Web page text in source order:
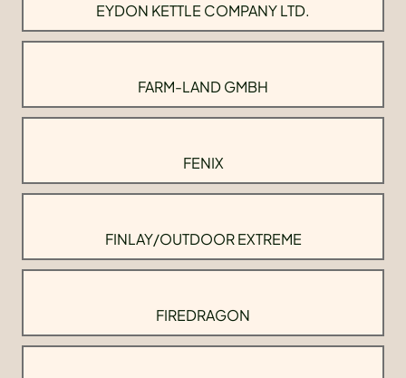
EYDON KETTLE COMPANY LTD.
FARM-LAND GMBH
FENIX
FINLAY/OUTDOOR EXTREME
FIREDRAGON